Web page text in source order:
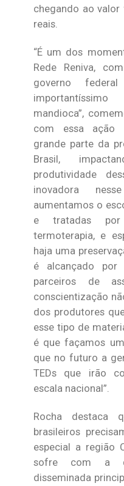
chegando ao
reais.
“É um dos
Rede Reniva,
governo
mandioca”,
com essa ação
grande parte da
Brasil,
produtividade
inovadora
aumentamos o
e tratadas
termoterapia, e
haja uma
é alcançado
parceiros de
conscientização
dos produtores
esse tipo de
é que façamos
que no futuro a
TEDs que irão
escala nacional”.
Rocha destaca
brasileiros
especial a região
sofre com a
disseminada